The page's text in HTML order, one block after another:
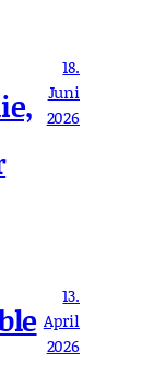
18.
Juni
2026
13.
April
2026